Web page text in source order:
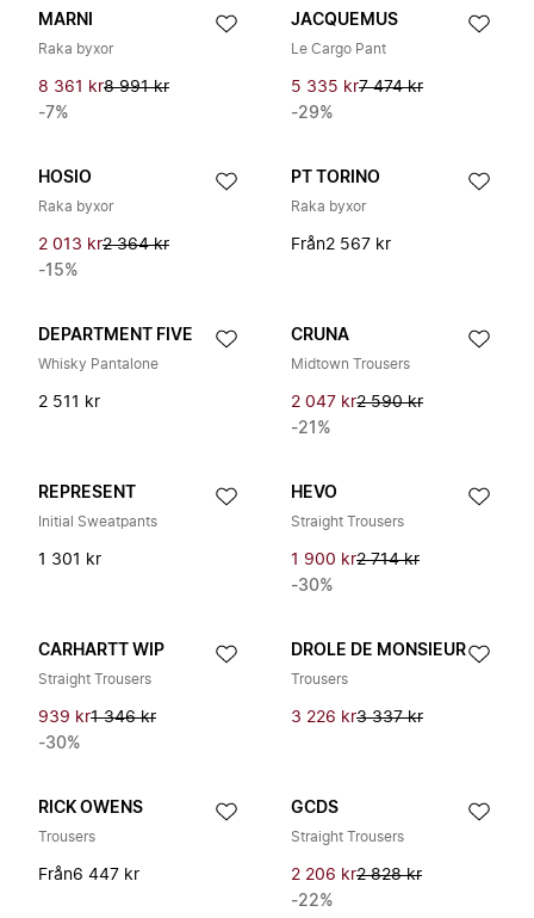
MARNI
Raka byxor
8 361 kr8 991 kr
-7%
JACQUEMUS
Le Cargo Pant
5 335 kr7 474 kr
-29%
HOSIO
Raka byxor
2 013 kr2 364 kr
-15%
PT TORINO
Raka byxor
Från2 567 kr
DEPARTMENT FIVE
Whisky Pantalone
2 511 kr
CRUNA
Midtown Trousers
2 047 kr2 590 kr
-21%
REPRESENT
Initial Sweatpants
1 301 kr
HEVO
Straight Trousers
1 900 kr2 714 kr
-30%
CARHARTT WIP
Straight Trousers
939 kr1 346 kr
-30%
DROLE DE MONSIEUR
Trousers
3 226 kr3 337 kr
RICK OWENS
Trousers
Från6 447 kr
GCDS
Straight Trousers
2 206 kr2 828 kr
-22%